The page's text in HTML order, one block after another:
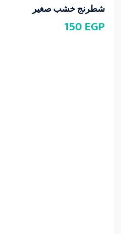
شطرنج خشب صغير
150 EGP